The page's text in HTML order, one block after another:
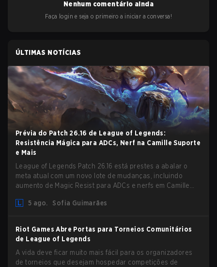
Nenhum comentário ainda
Faça login e seja o primeiro a iniciar a conversa!
ÚLTIMAS NOTÍCIAS
Prévia do Patch 26.16 de League of Legends:
Resistência Mágica para ADCs, Nerf na Camille Suporte
e Mais
League of Legends Patch 26.16 está prestes a abalar o
meta atual com um novo lote de mudanças, incluindo
aumento de Magic Resist para ADCs e nerfs em Camille
5 ago.
Sofia Guimarães
Riot Games Abre Portas para Torneios Comunitários
de League of Legends
A vida deve ficar muito mais fácil para os organizadores
de torneios que desejam hospedar competições de